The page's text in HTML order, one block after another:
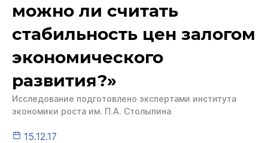
можно ли считать
стабильность цен залогом
экономического
развития?»
Исследование подготовлено экспертами института
экономики роста им. П.А. Столыпина
15.12.17